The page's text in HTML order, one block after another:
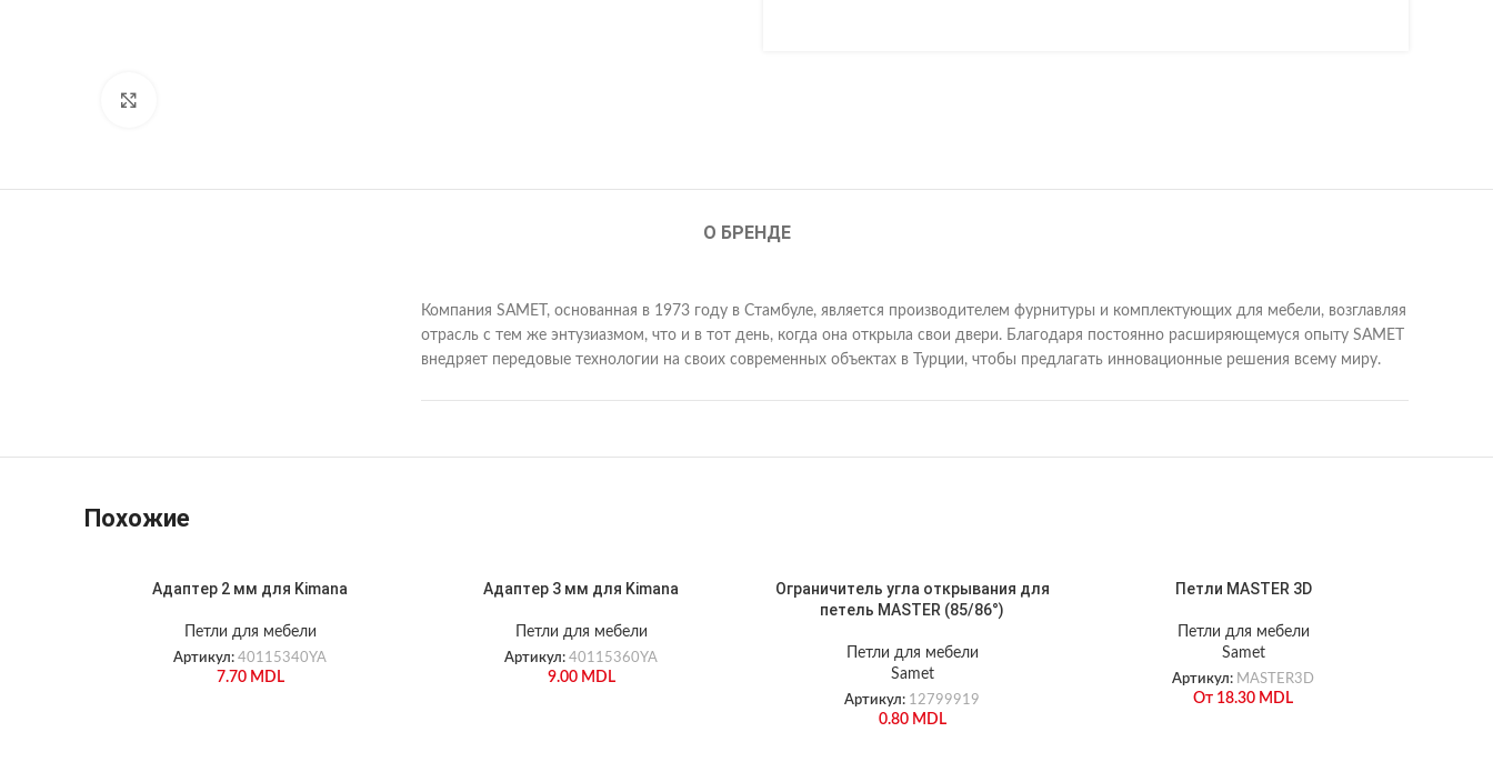
О БРЕНДЕ
Компания SAMET, основанная в 1973 году в Стамбуле, является производителем фурнитуры и комплектующих для мебели, возглавляя
отрасль с тем же энтузиазмом, что и в тот день, когда она открыла свои двери. Благодаря постоянно расширяющемуся опыту SAMET
внедряет передовые технологии на своих современных объектах в Турции, чтобы предлагать инновационные решения всему миру.
Похожие
Адаптер 2 мм для Kimana
Петли для мебели
Артикул: 40115340YA
7.70 MDL
Адаптер 3 мм для Kimana
Петли для мебели
Артикул: 40115360YA
9.00 MDL
Ограничитель угла открывания для
петель MASTER (85/86°)
Петли для мебели
Samet
Артикул: 12799919
0.80 MDL
Петли MASTER 3D
Петли для мебели
Samet
Артикул: MASTER3D
От 18.30 MDL